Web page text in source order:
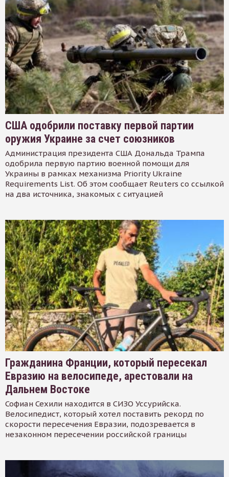
США одобрили поставку первой партии
оружия Украине за счет союзников
Администрация президента США Дональда Трампа
одобрила первую партию военной помощи для
Украины в рамках механизма Priority Ukraine
Requirements List. Об этом сообщает Reuters со ссылкой
на два источника, знакомых с ситуацией
Гражданина Франции, который пересекал
Евразию на велосипеде, арестовали на
Дальнем Востоке
Софиан Сехили находится в СИЗО Уссурийска.
Велосипедист, который хотел поставить рекорд по
скорости пересечения Евразии, подозревается в
незаконном пересечении российской границы